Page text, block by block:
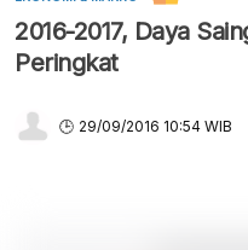
2016-2017, Daya
Peringkat
29/09/2016 10:54 WIB